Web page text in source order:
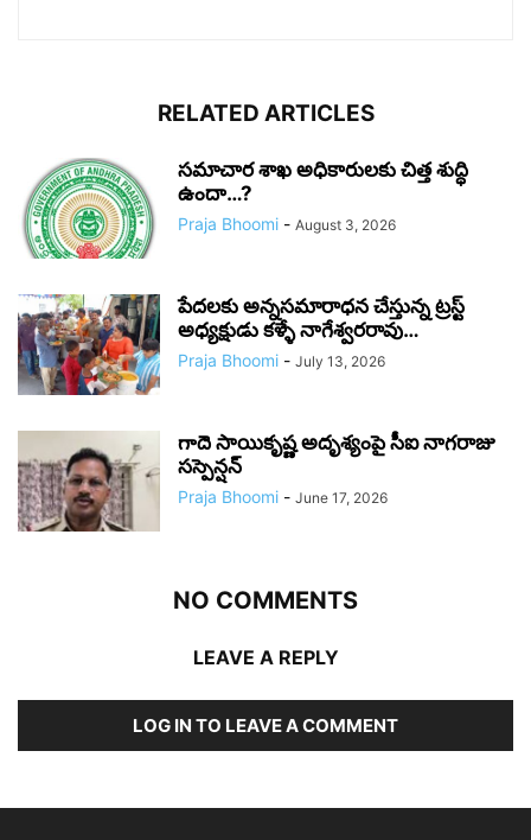
RELATED ARTICLES
సమాచార శాఖ అధికారులకు చిత్త శుద్ధి
ఉందా…?
Praja Bhoomi - August 3, 2026
పేదలకు అన్నసమారాధన చేస్తున్న ట్రస్ట్
అధ్యక్షుడు కళ్ళే నాగేశ్వరరావు…
Praja Bhoomi - July 13, 2026
గాదె సాయికృష్ణ అదృశ్యంపై సీఐ నాగరాజు
సస్పెన్షన్
Praja Bhoomi - June 17, 2026
NO COMMENTS
LEAVE A REPLY
LOG IN TO LEAVE A COMMENT